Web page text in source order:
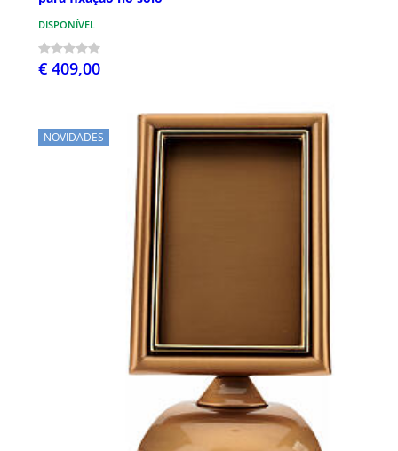
DISPONÍVEL
€ 409,00
NOVIDADES